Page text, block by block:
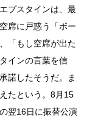
プスタインは、最
席に戸惑う「ボー
「もし空席が出た
インの言葉を信
諾したそうだ。ま
たという。8月15
翌16日に振替公演